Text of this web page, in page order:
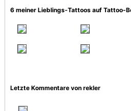
6 meiner Lieblings-Tattoos auf Tattoo-
Letzte Kommentare von rekler